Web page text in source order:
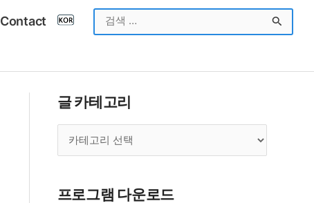
Contact
색
상
글 카테고리
리
프로그램 다운로드